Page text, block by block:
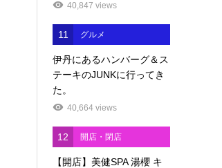
40,847 views
11 グルメ
伊丹にあるハンバーグ＆ス
テーキのJUNKに行ってき
た。
40,664 views
12 開店・閉店
【開店】美健SPA 湯櫻 キ